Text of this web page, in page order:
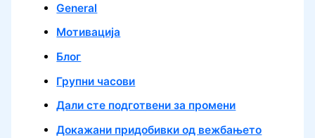
General
Mотивација
Блог
Групни часови
Дали сте подготвени за промени
Докажани придобивки од вежбањето